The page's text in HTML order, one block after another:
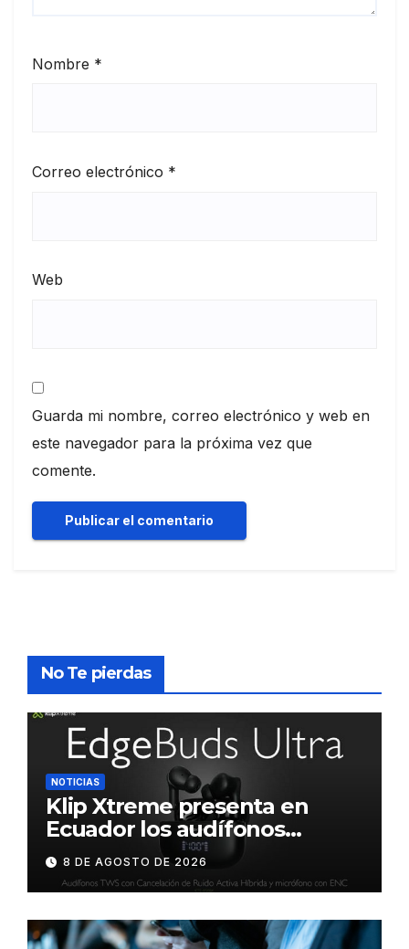
Nombre *
Correo electrónico *
Web
Guarda mi nombre, correo electrónico y web en
este navegador para la próxima vez que
comente.
No Te pierdas
NOTICIAS
Klip Xtreme presenta en
Ecuador los audífonos
DynaBuds con sonido
inteligente y control táctil
8 DE AGOSTO DE 2026